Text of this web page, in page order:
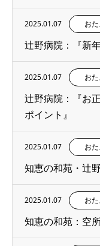
2025.01.07 おた
辻野病院：『新
2025.01.07 おた
辻野病院：『お
ポイント』
2025.01.07 おた
知恵の和苑・辻
2025.01.07 おた
知恵の和苑：空